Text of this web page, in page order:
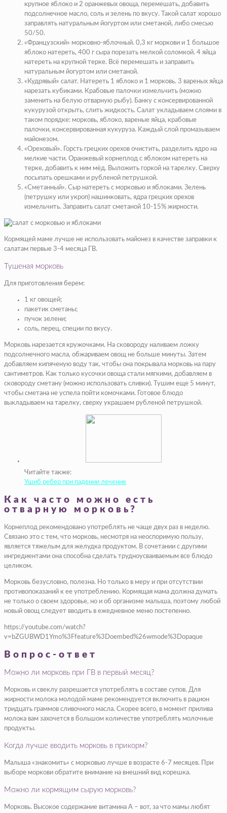
крупное яблоко и 2 оранжевых овоща, перемешать, добавить
подсолнечное масло, соль и зелень по вкусу. Такой салат хорошо
заправлять натуральным йогуртом или сметаной, либо смесью
50/50.
«Французский» морковно-яблочный. 0,3 кг моркови и 1 большое
яблоко натереть, 400 г сыра порезать мелкой соломкой. 4 яйца
натереть на крупной терке. Всё перемешать и заправить
натуральным йогуртом или сметаной.
«Кудрявый» салат. Натереть 1 яблоко и 1 морковь. 3 вареных яйца
нарезать кубиками. Крабовые палочки измельчить (можно
заменить на белую отварную рыбу). Банку с консервированной
кукурузой открыть, слить жидкость. Салат укладываем слоями в
таком порядке: морковь, яблоко, вареные яйца, крабовые
палочки, консервированная кукуруза. Каждый слой промазываем
майонезом.
«Ореховый». Горсть грецких орехов очистить, разделить ядро на
мелкие части. Оранжевый корнеплод с яблоком натереть на
терке, добавить к ним мёд. Выложить горкой на тарелку. Сверху
посыпать орешками и рубленой петрушкой.
«Сметанный». Сыр натереть с морковью и яблоками. Зелень
(петрушку или укроп) нашинковать, ядра грецких орехов
измельчить. Заправить салат сметаной 10-15% жирности.
Кормящей маме лучше не использовать майонез в качестве заправки к
салатам первые 3-4 месяца ГВ.
Тушеная морковь
Для приготовления берем:
1 кг овощей;
пакетик сметаны;
пучок зелени;
соль, перец, специи по вкусу.
Морковь нарезается кружочками. На сковороду наливаем ложку
подсолнечного масла, обжариваем овощ не больше минуты. Затем
добавляем кипяченую воду так, чтобы она покрывала морковь на пару
сантиметров. Как только кусочки овоща стали мягкими, добавляем в
сковороду сметану (можно использовать сливки). Тушим еще 5 минут,
чтобы сметана не успела пойти комочками. Готовое блюдо
выкладываем на тарелку, сверху украшаем рубленой петрушкой.
Читайте также:
Ушиб ребер при падении лечение
Как часто можно есть
отварную морковь?
Корнеплод рекомендовано употреблять не чаще двух раз в неделю.
Связано это с тем, что морковь, несмотря на неоспоримую пользу,
является тяжелым для желудка продуктом. В сочетании с другими
ингредиентами она способна сделать трудноусваиваемым все блюдо
целиком.
Морковь безусловно, полезна. Но только в меру и при отсутствии
противопоказаний к ее употреблению. Кормящая мама должна думать
не только о своем здоровье, но и об организме малыша, поэтому любой
новый овощ следует вводить в ежедневное меню постепенно.
https://youtube.com/watch?
v=bZGUBWD1Ymo%3Ffeature%3Doembed%26wmode%3Dopaque
Вопрос-ответ
Можно ли морковь при ГВ в первый месяц?
Морковь и свеклу разрешается употреблять в составе супов. Для
жирности молока молодой маме рекомендуется включить в рацион
тридцать граммов сливочного масла. Скорее всего, в момент прилива
молока вам захочется в большом количестве употреблять молочные
продукты.
Когда лучше вводить морковь в прикорм?
Малыша «знакомить» с морковью лучше в возрасте 6-7 месяцев. При
выборе моркови обратите внимание на внешний вид корешка.
Можно ли кормящим сырую морковь?
Морковь. Высокое содержание витамина А – вот, за что мамы любят